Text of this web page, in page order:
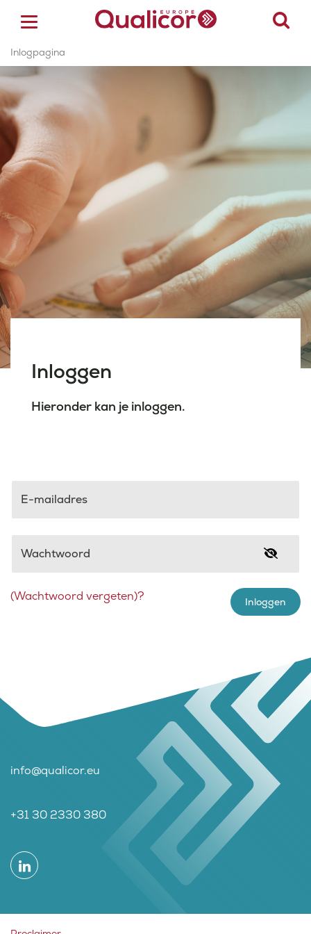
ACCREDITATIE
CERTIFICERING
ACADEMY
ZORGSECTOREN
OVER ONS
CONTACT
Inlogpagina
Inloggen
Hieronder kan je inloggen.
E-mailadres
Wachtwoord
Inloggen
(Wachtwoord vergeten)?
info@qualicor.eu
+31 30 2330 380